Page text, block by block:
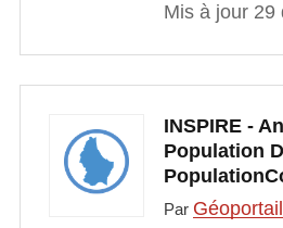
Mis à jour 29
INSPIRE -
Population
Par Géoportail